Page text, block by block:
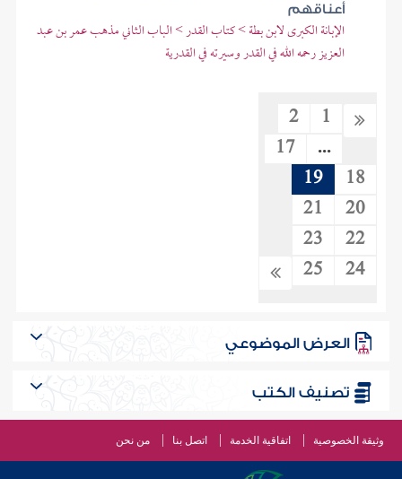
أعناقهم
الإبانة الكبرى لابن بطة > كتاب القدر > الباب الثاني مذهب عمر بن عبد
العزيز رحمه الله في القدر وسيرته في القدرية
1
2
...
17
18
19
20
21
22
23
24
25
العرض الموضوعي
تصنيف الكتب
وثيقة الخصوصية اتفاقية الخدمة اتصل بنا من نحن